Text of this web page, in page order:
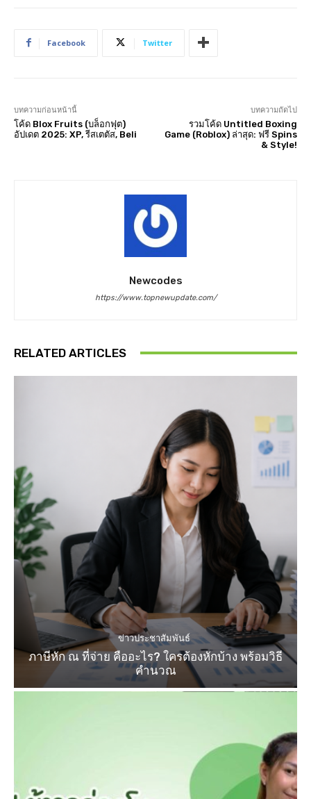
Facebook Twitter
บทความก่อนหน้านี้
โค้ด Blox Fruits (บล็อกฟุต)
อัปเดต 2025: XP, รีสเตตัส, Beli
บทความถัดไป
รวมโค้ด Untitled Boxing
Game (Roblox) ล่าสุด: ฟรี Spins
& Style!
Newcodes
https://www.topnewupdate.com/
RELATED ARTICLES
ข่าวประชาสัมพันธ์
ภาษีหัก ณ ที่จ่าย คืออะไร? ใครต้องหักบ้าง พร้อมวิธี
คำนวณ